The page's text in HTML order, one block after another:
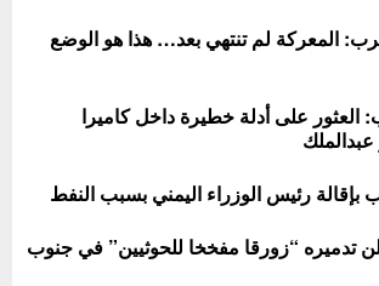
المعركة لم تنتهي بعد… هذا هو الوضع
على أدلة خطيرة داخل كاميرا
بإقالة رئيس الوزراء اليمني بسبب النفط
تدميره “زورقا مفخخا للحوثيين” في جنوب